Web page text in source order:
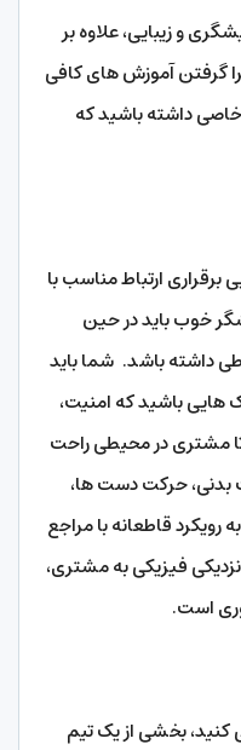
و زیبایی، علاوه بر
گرفتن آموزش های کافی
داشته باشید که
ارتباط مناسب با
خوب باید در حین
داشته باشد. شما باید
باشید که امنیت،
مشتری در محیطی راحت
بدنی، حرکت دست ها،
قاطعانه با مراجع
فیزیکی به مشتری،
است.
کنید، بخشی از یک تیم